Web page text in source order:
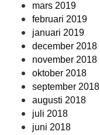
mars 2019
februari 2019
januari 2019
december 2018
november 2018
oktober 2018
september 2018
augusti 2018
juli 2018
juni 2018